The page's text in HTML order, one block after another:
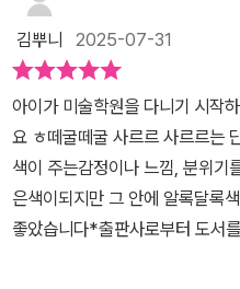
김뿌니 2025-07-31
아이가 미술학원을 다니기 시작
요 ㅎ떼굴떼굴 사르르 사르르는
색이 주는감정이나 느낌, 분위기
은색이되지만 그 안에 알록달록
좋았습니다*출판사로부터 도서